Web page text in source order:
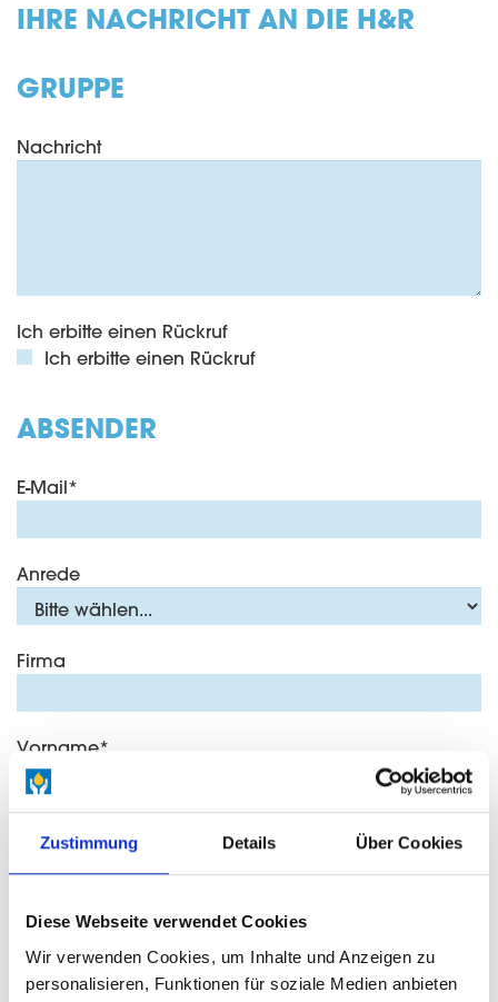
Zustimmung Details Über Cookies
Diese Webseite verwendet Cookies
Wir verwenden Cookies, um Inhalte und Anzeigen zu
personalisieren, Funktionen für soziale Medien anbieten
IHRE NACHRICHT AN DIE H&R
GRUPPE
Nachricht
Ich erbitte einen Rückruf
Ich erbitte einen Rückruf
ABSENDER
E-Mail*
Anrede
Firma
Vorname*
Nachname
Strasse/Nr.*